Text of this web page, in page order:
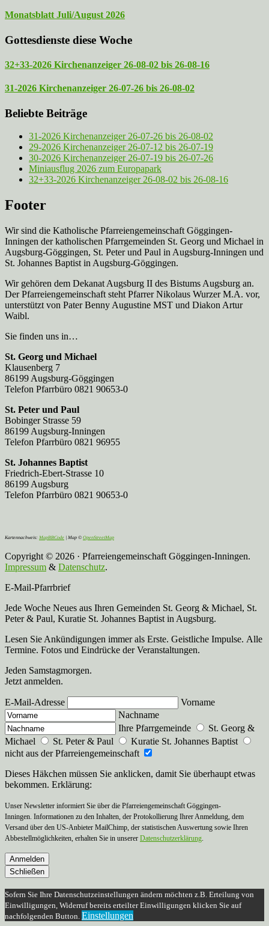
Monatsblatt Juli/August 2026
Gottesdienste diese Woche
32+33-2026 Kirchenanzeiger 26-08-02 bis 26-08-16
31-2026 Kirchenanzeiger 26-07-26 bis 26-08-02
Beliebte Beiträge
31-2026 Kirchenanzeiger 26-07-26 bis 26-08-02
29-2026 Kirchenanzeiger 26-07-12 bis 26-07-19
30-2026 Kirchenanzeiger 26-07-19 bis 26-07-26
Miniausflug 2026 zum Europapark
32+33-2026 Kirchenanzeiger 26-08-02 bis 26-08-16
Footer
Wir sind die Katholische Pfarreien­gemeinschaft Göggingen-
Inningen der katholischen Pfarrgemeinden St. Georg und Michael in
Augsburg-Göggingen, St. Peter und Paul in Augsburg-Inningen und
St. Johannes Baptist in Augsburg-Göggingen.
Wir gehören dem Dekanat Augsburg II des Bistums Augsburg an.
Der Pfarreien­gemeinschaft steht Pfarrer Nikolaus Wurzer M.A. vor,
unterstützt von Pater Benny Augustine MST und Diakon Artur
Waibl.
Sie finden uns in…
St. Georg und Michael
Klausenberg 7
86199 Augsburg-Göggingen
Telefon Pfarrbüro 0821 90653-0
St. Peter und Paul
Bobinger Strasse 59
86199 Augsburg-Inningen
Telefon Pfarrbüro 0821 96955
St. Johannes Baptist
Friedrich-Ebert-Strasse 10
86199 Augsburg
Telefon Pfarrbüro 0821 90653-0
Kartennachweis: MapBBCode | Map © OpenStreetMap
Copyright © 2026 · Pfarreiengemeinschaft Göggingen-Inningen.
Impressum & Datenschutz.
E-Mail-Pfarrbrief
Jede Woche Neues aus Ihren Gemeinden St. Georg & Michael, St.
Peter & Paul, Kuratie St. Johannes Baptist in Augsburg.
Lesen Sie Ankündigungen immer als Erste. Geistliche Impulse. Alle
Termine. Fotos und Eindrücke der Veranstaltungen.
Jeden Samstagmorgen.
Jetzt anmelden.
E-Mail-Adresse
Vorname
Nachname
Ihre Pfarrgemeinde
St. Georg &
Michael
St. Peter & Paul
Kuratie St. Johannes Baptist
nicht aus der Pfarreiengemeinschaft
Dieses Häkchen müssen Sie anklicken, damit Sie überhaupt etwas
bekommen. Erklärung:
Unser Newsletter informiert Sie über die Pfarreiengemeinschaft Göggingen-
Inningen. Informationen zu den Inhalten, der Protokollierung Ihrer Anmeldung, dem
Versand über den US-Anbieter MailChimp, der statistischen Auswertung sowie Ihren
Abbestellmöglichkeiten, erhalten Sie in unserer Datenschutzerklärung.
Anmelden
Schließen
Sofern Sie Ihre Datenschutzeinstellungen ändern möchten z.B. Erteilung von
Einwilligungen, Widerruf bereits erteilter Einwilligungen klicken Sie auf
nachfolgenden Button. Einstellungen